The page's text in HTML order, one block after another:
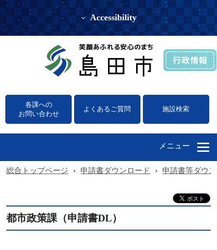
Accessibility
各課への
お問い合わせ
よくあるご質問 施設検索
メニュー
総合トップページ › 申請書ダウンロード › 申請書等ダウ
都市政策課（申請書DL）